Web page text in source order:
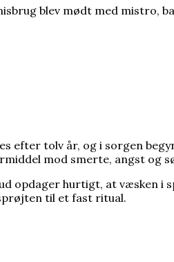
frygter at dø før han bliver
mere populær end længe
alvorligt dårligere
sig
hvorfor den blev opfundet
blev mødt med mistro,
efter tolv år, og i sorgen
mod smerte, angst og
opdager hurtigt, at væsken i
til et fast ritual.